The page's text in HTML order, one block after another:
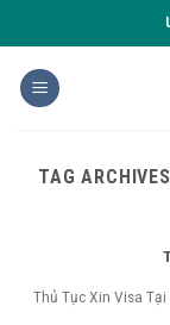
to
content
TAG
Thủ Tục Xin Visa